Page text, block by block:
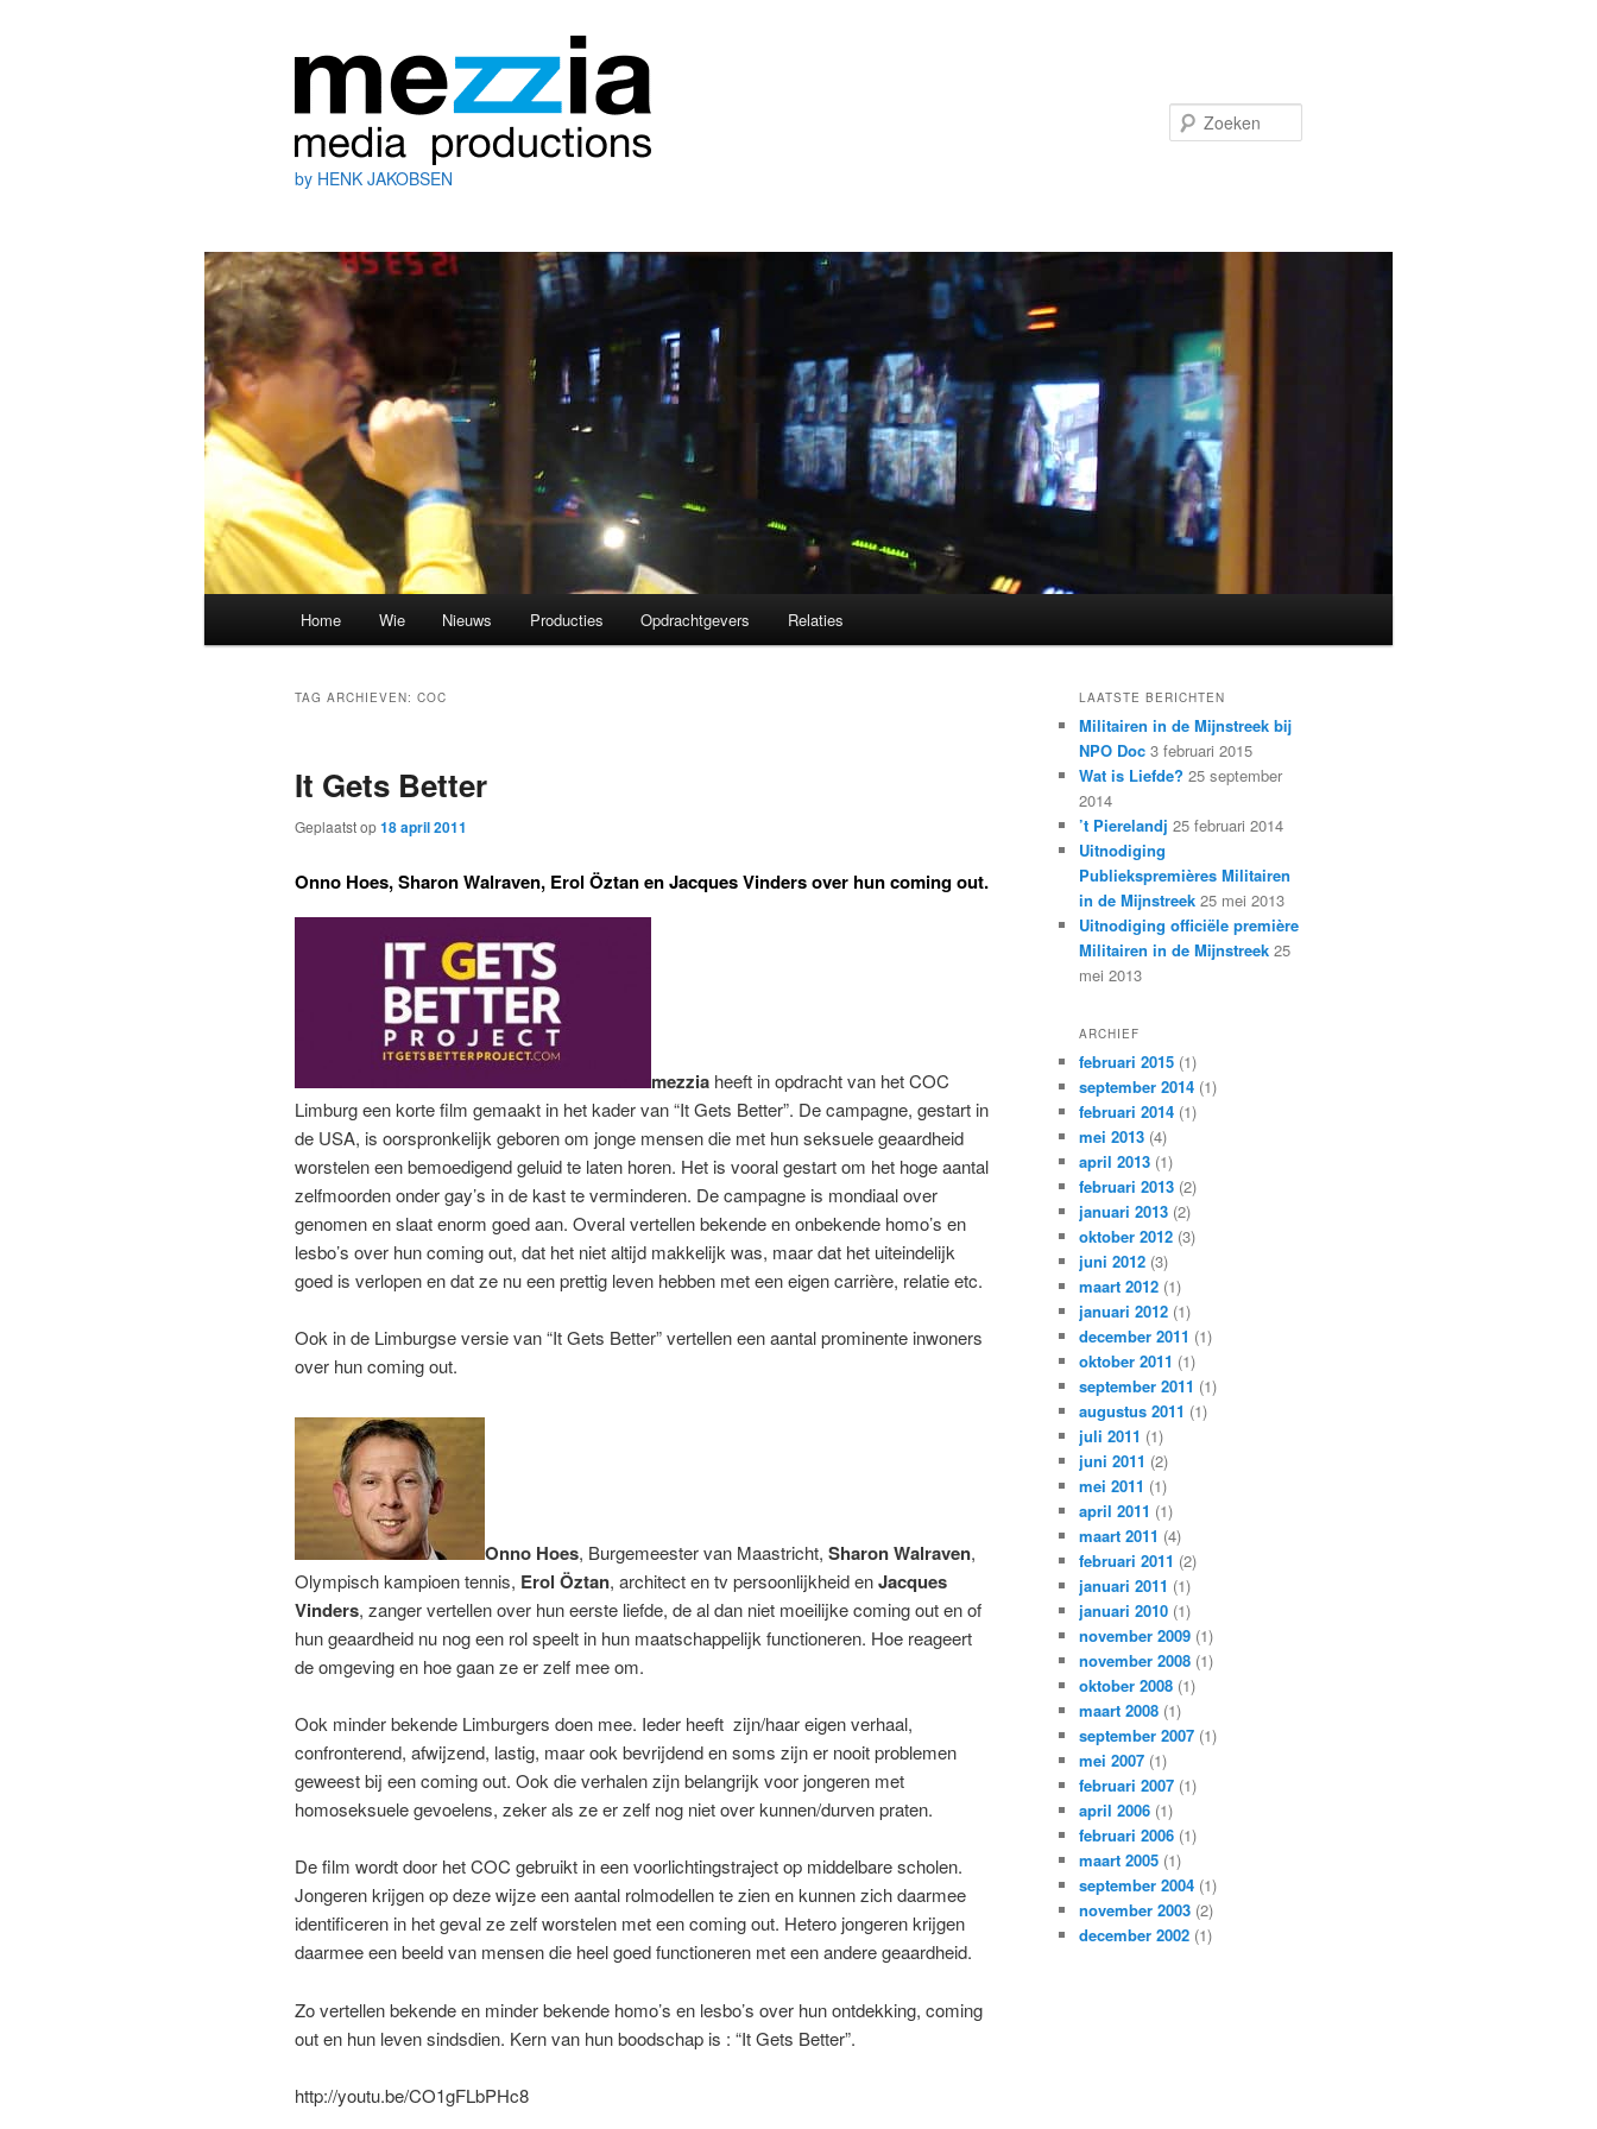
by HENK JAKOBSEN
Spring
primaire
Spring
secundaire
Home Wie Nieuws Producties Opdrachtgevers Relaties
TAG ARCHIEVEN: COC
It Gets Better
Geplaatst op18 april 2011
Onno Hoes, Sharon Walraven, Erol Öztan en Jacques Vinders over hun coming out.
mezzia heeft in opdracht van het COC
Limburg een korte film gemaakt in het kader van “It Gets Better”. De campagne, gestart in
de USA, is oorspronkelijk geboren om jonge mensen die met hun seksuele geaardheid
worstelen een bemoedigend geluid te laten horen. Het is vooral gestart om het hoge aantal
zelfmoorden onder gay’s in de kast te verminderen. De campagne is mondiaal over
genomen en slaat enorm goed aan. Overal vertellen bekende en onbekende homo’s en
lesbo’s over hun coming out, dat het niet altijd makkelijk was, maar dat het uiteindelijk
goed is verlopen en dat ze nu een prettig leven hebben met een eigen carrière, relatie etc.
Ook in de Limburgse versie van “It Gets Better” vertellen een aantal prominente inwoners
over hun coming out.
Onno Hoes, Burgemeester van Maastricht, Sharon Walraven,
Olympisch kampioen tennis, Erol Öztan, architect en tv persoonlijkheid enJacques
Vinders, zanger vertellen over hun eerste liefde, de al dan niet moeilijke coming out en of
hun geaardheid nu nog een rol speelt in hun maatschappelijk functioneren. Hoe reageert
de omgeving en hoe gaan ze er zelf mee om.
Ook minder bekende Limburgers doen mee. Ieder heeft zijn/haar eigen verhaal,
confronterend, afwijzend, lastig, maar ook bevrijdend en soms zijn er nooit problemen
geweest bij een coming out. Ook die verhalen zijn belangrijk voor jongeren met
homoseksuele gevoelens, zeker als ze er zelf nog niet over kunnen/durven praten.
De film wordt door het COC gebruikt in een voorlichtingstraject op middelbare scholen.
Jongeren krijgen op deze wijze een aantal rolmodellen te zien en kunnen zich daarmee
identificeren in het geval ze zelf worstelen met een coming out. Hetero jongeren krijgen
daarmee een beeld van mensen die heel goed functioneren met een andere geaardheid.
Zo vertellen bekende en minder bekende homo’s en lesbo’s over hun ontdekking, coming
out en hun leven sindsdien. Kern van hun boodschap is : “It Gets Better”.
http://youtu.be/CO1gFLbPHc8
LAATSTE BERICHTEN
Militairen in de Mijnstreek bij
NPO Doc 3 februari 2015
Wat is Liefde? 25 september
2014
’t Pierelandj 25 februari 2014
Uitnodiging
Publiekspremières Militairen
in de Mijnstreek 25 mei 2013
Uitnodiging officiële première
Militairen in de Mijnstreek 25
mei 2013
ARCHIEF
februari 2015 (1)
september 2014 (1)
februari 2014 (1)
mei 2013 (4)
april 2013 (1)
februari 2013 (2)
januari 2013 (2)
oktober 2012 (3)
juni 2012 (3)
maart 2012 (1)
januari 2012 (1)
december 2011 (1)
oktober 2011 (1)
september 2011 (1)
augustus 2011 (1)
juli 2011 (1)
juni 2011 (2)
mei 2011 (1)
april 2011 (1)
maart 2011 (4)
februari 2011 (2)
januari 2011 (1)
januari 2010 (1)
november 2009 (1)
november 2008 (1)
oktober 2008 (1)
maart 2008 (1)
september 2007 (1)
mei 2007 (1)
februari 2007 (1)
april 2006 (1)
februari 2006 (1)
maart 2005 (1)
september 2004 (1)
november 2003 (2)
december 2002 (1)